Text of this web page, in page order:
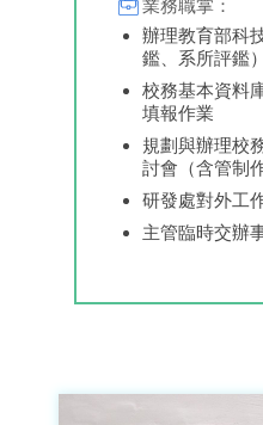
業務職掌：
辦理教育部科
鑑、系所評鑑
校務基本資料
填報作業
規劃與辦理校
討會（含管制
研發處對外工
主管臨時交辦